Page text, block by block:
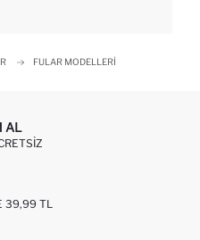
FULAR MODELLERI
AL
39,99 TL